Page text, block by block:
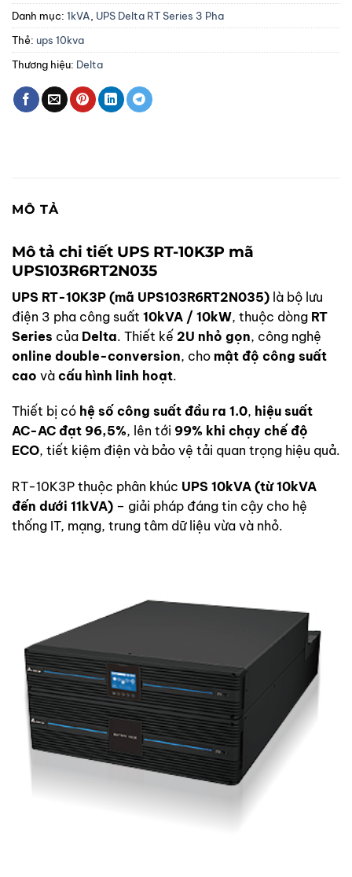
Danh mục: 1kVA UPS Delta RT Series 3 Pha
Thẻ: ups 10kva
Thương hiệu: Delta
MÔ TẢ
Mô tả chi tiết UPS RT-10K3P mã
UPS103R6RT2N035
UPS RT-10K3P (mã UPS103R6RT2N035) là bộ lưu
điện 3 pha công suất 10kVA / 10kW, thuộc dòng RT
Series của Delta. Thiết kế 2U nhỏ gọn, công nghệ
online double-conversion, cho mật độ công suất
cao và cấu hình linh hoạt.
Thiết bị có hệ số công suất đầu ra 1.0, hiệu suất
AC-AC đạt 96,5%, lên tới 99% khi chạy chế độ
ECO, tiết kiệm điện và bảo vệ tải quan trọng hiệu quả.
RT-10K3P thuộc phân khúc UPS 10kVA (từ 10kVA
đến dưới 11kVA) – giải pháp đáng tin cậy cho hệ
thống IT, mạng, trung tâm dữ liệu vừa và nhỏ.